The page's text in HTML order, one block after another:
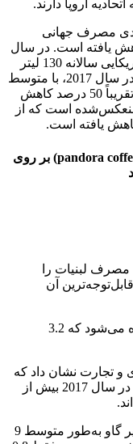
اروپا دارند.
مصرف جهانی
یافته است. در سال
1975، تخمین زده شد که به‌طور متوسط ​​آمریکایی سالانه 130 لیتر
شیر گاو مصرف می‌کند. فقط 42 سال بعد در سال 2017، با متوسط
​​مصرف سرانه به 66 لیتر در سال، این رقم تقریباً 50 درصد کاهش
است که از
برای خرید قهوه پاندورا 80 درصد عربیکا (pandora coffee) بر روی
لبنیات را
آن
برای هر لیتر شیر لبنی تولیدشده، تخمین زده می‌شود که 3.2
تجارت نشان داد که
13 شرکت بزرگ تولیدکننده لبنیات در جهان در سال 2017 بیش از
فراتر از انتشار کربن، برای تولید یک لیتر شیر گاو به‌طور متوسط ​​9